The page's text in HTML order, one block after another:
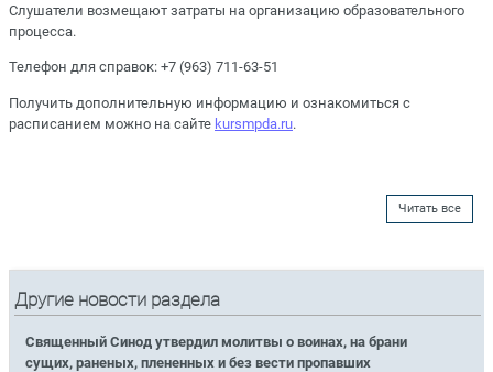
Слушатели возмещают затраты на организацию образовательного
процесса.
Телефон для справок: +7 (963) 711-63-51
Получить дополнительную информацию и ознакомиться с
расписанием можно на сайте kursmpda.ru.
Читать все
Другие новости раздела
Священный Синод утвердил молитвы о воинах, на брани
сущих, раненых, плененных и без вести пропавших